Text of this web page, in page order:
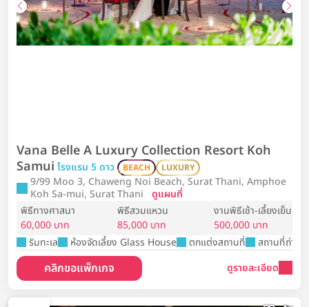
Vana Belle A Luxury Collection Resort Koh
Samui โรงแรม 5 ดาว BEACH LUXURY
9/99 Moo 3, Chaweng Noi Beach, Surat Thani, Amphoe
Koh Sa-mui, Surat Thani ดูแผนที่
พิธีทางศาสนา
60,000 บาท
พิธีสวมแหวน
85,000 บาท
งานพิธีเช้า-เลี้ยงเย็น
500,000 บาท
ริมทะเล
ห้องจัดเลี้ยง Glass House ตกแต่งสถานที่ สถานที่ถ่ายพ
คลิกขอแพ็กเกจ ดูรายละเอียด